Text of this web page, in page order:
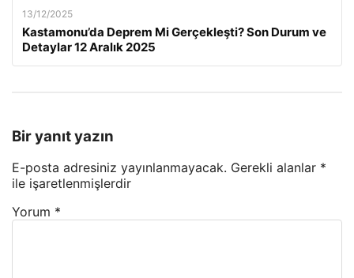
13/12/2025
Kastamonu’da Deprem Mi Gerçekleşti? Son Durum ve
Detaylar 12 Aralık 2025
Bir yanıt yazın
E-posta adresiniz yayınlanmayacak. Gerekli alanlar *
ile işaretlenmişlerdir
Yorum *